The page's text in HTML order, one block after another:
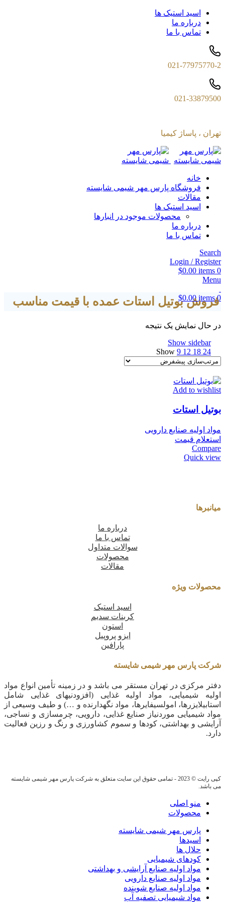
اسید استیک ها
درباره ما
تماس با ما
021-77975770-2
021-33879500
تهران ، پاساژ کیمیا
خانه
فروشگاه پارس مهر شیمی شایسته
مقالات
اسید استیک ها
محصولات موجود در انبارها
درباره ما
تماس با ما
Search
Login / Register
0
items
$0.00
Menu
0
items
$0.00
فروش بوتیل استات عمده با قیمت مناسب
در حال نمایش یک نتیجه
Show sidebar
Show 9 12 18 24
Add to wishlist
بوتیل استات
مواد اولیه صنایع دارویی
استعلام قیمت
Compare
Quick view
میانبرها
درباره ما
تماس با ما
سوالات متداول
محصولات
مقالات
محصولات ویژه
اسید استیک
کربنات سدیم
استون
ایزو پروپیل
پارافین
شرکت پارس مهر شیمی شایسته
دفتر مرکزی در تهران مستقر می باشد و در زمینه تأمین انواع مواد
اولیه شیمیایی، مواد اولیه غذایی (افزودنیهای غذایی شامل
استابیلایزرها، امولسیفایرها، مواد نگهدارنده و …) و طیف وسیعی از
مواد شیمیایی موردنیاز صنایع غذایی، دارویی، چرمسازی و نساجی،
آرایشی و بهداشتی، کودها و سموم کشاورزی و رنگ و رزین فعالیت
دارد.
کپی رایت © 2023 - تمامی حقوق این سایت متعلق به شرکت پارس مهر شیمی شایسته
می باشد.
منو اصلی
محصولات
پارس مهر شیمی شایسته
اسیدها
حلال ها
کودهای شیمیایی
مواد اولیه صنایع آرایشی و بهداشتی
مواد اولیه صنایع دارویی
مواد اولیه صنایع شوینده
مواد شیمیایی تصفیه آب